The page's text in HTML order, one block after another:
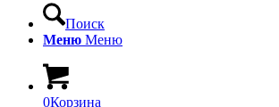
Поиск
Меню Меню
0Корзина